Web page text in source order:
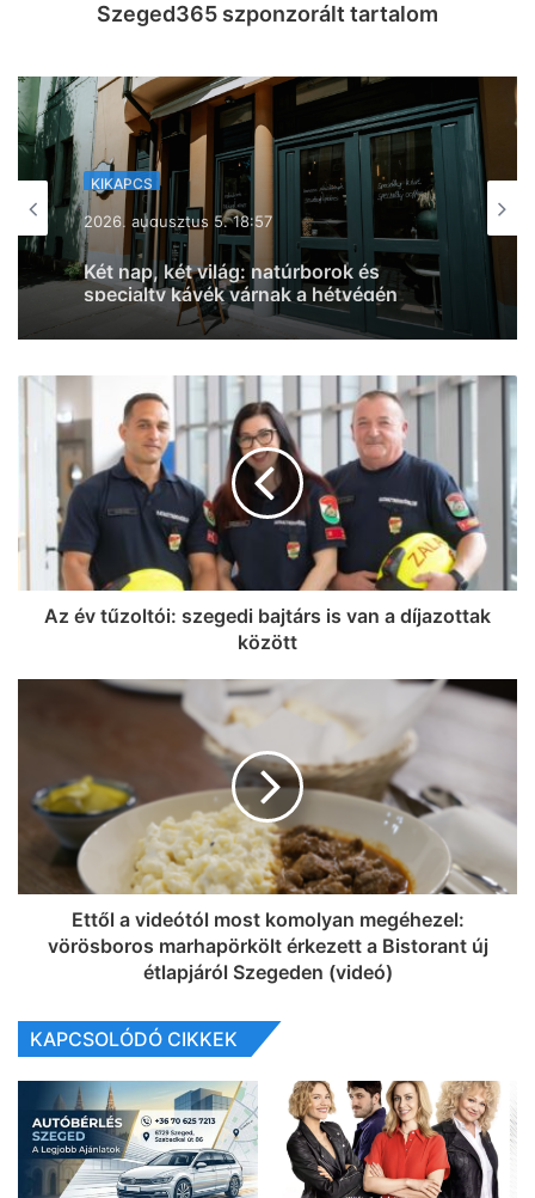
Szeged365 szponzorált tartalom
KIKAPCS
2026, augusztus 5. 18:39
„Az akadályokat elhárítottuk, de
csináltunk nektek még néhányat” – újra
megnyitott az 50 méteres Waterplay
akadálypálya a hódmezővásárhelyi
Török Sándor Strandfürdőben
Az év tűzoltói: szegedi bajtárs is van a díjazottak
között
Ettől a videótól most komolyan megéhezel:
vörösboros marhapörkölt érkezett a Bistorant új
étlapjáról Szegeden (videó)
KAPCSOLÓDÓ CIKKEK